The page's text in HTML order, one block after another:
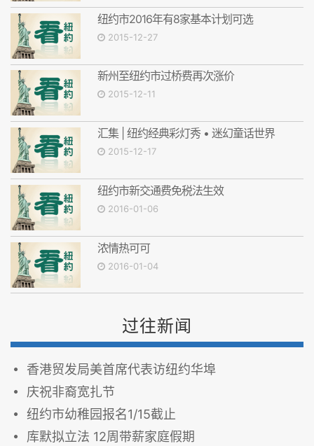
纽约市2016年有8家基本计划可选
2015-12-27
新州至纽约市过桥费再次涨价
2015-12-11
汇集 | 纽约经典彩灯秀 • 迷幻童话世界
2015-12-17
纽约市新交通费免税法生效
2016-01-06
浓情热可可
2016-01-04
过往新闻
香港贸发局美首席代表访纽约华埠
庆祝非裔宽扎节
纽约市幼稚园报名1/15截止
库默拟立法 12周带薪家庭假期